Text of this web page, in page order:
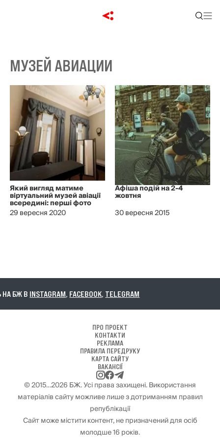
МУЗЕЙ АВИАЦИИ
Який вигляд матиме
віртуальний музей авіації
всередині: перші фото
29 вересня 2020
Афіша подій на 2-4
жовтня
30 вересня 2015
БЖ В INSTAGRAM,FACEBOOK,TELEGRAM
ПРО ПРОЕКТ
КОНТАКТИ
РЕКЛАМА
ПРАВИЛА ПЕРЕДРУКУ
КАРТА САЙТУ
ВАКАНСІЇ
© 2015…2026 БЖ. Усі права захищені. Використання
матеріалів сайту можливе лише з дотриманням правил
републікації
Сайт може містити контент, не призначений для осіб
молодше 16 років.